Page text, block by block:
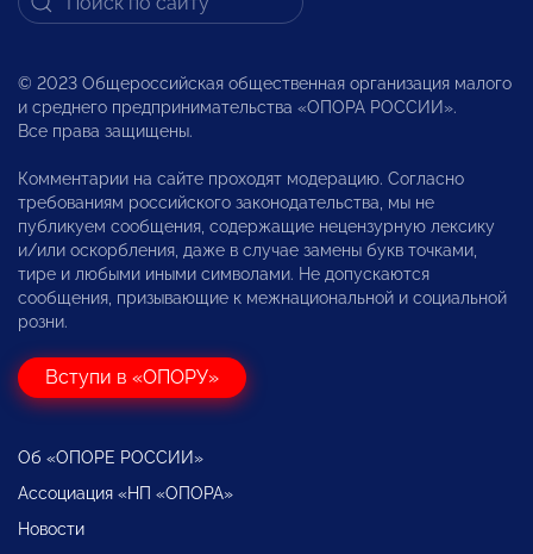
© 2023 Общероссийская общественная организация малого
и среднего предпринимательства «ОПОРА РОССИИ».
Все права защищены.
Комментарии на сайте проходят модерацию. Согласно
требованиям российского законодательства, мы не
публикуем сообщения, содержащие нецензурную лексику
и/или оскорбления, даже в случае замены букв точками,
тире и любыми иными символами. Не допускаются
сообщения, призывающие к межнациональной и социальной
розни.
Вступи в «ОПОРУ»
Об «ОПОРЕ РОССИИ»
Ассоциация «НП «ОПОРА»
Новости